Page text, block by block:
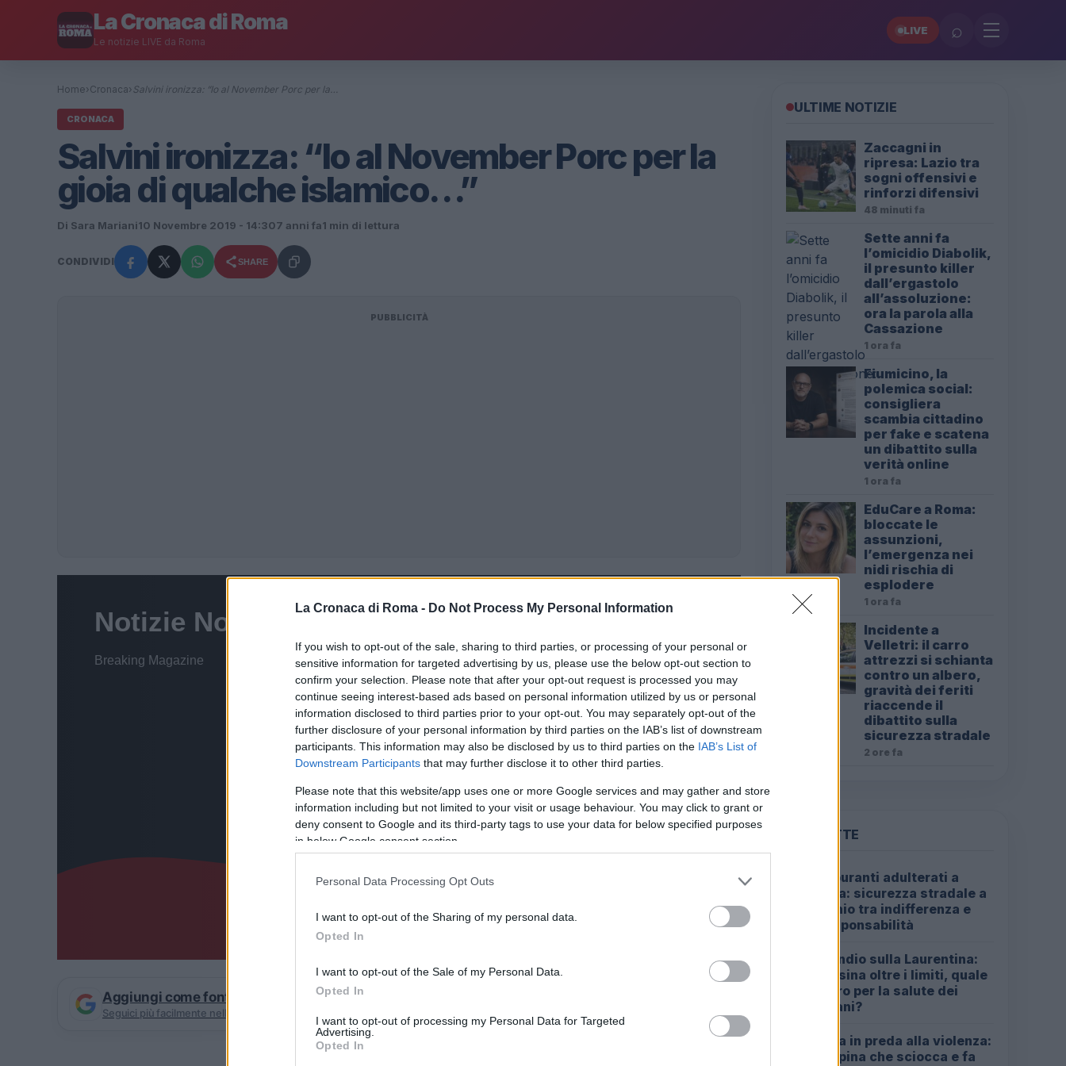
La Cronaca di Roma - Do Not Process My Personal Information
If you wish to opt-out of the sale, sharing to third parties, or processing of your personal or
sensitive information for targeted advertising by us, please use the below opt-out section to
confirm your selection. Please note that after your opt-out request is processed you may
continue seeing interest-based ads based on personal information utilized by us or personal
information disclosed to third parties prior to your opt-out. You may separately opt-out of the
further disclosure of your personal information by third parties on the IAB’s list of downstream
participants. This information may also be disclosed by us to third parties on the IAB’s List of
Downstream Participants that may further disclose it to other third parties.
Please note that this website/app uses one or more Google services and may gather and store
information including but not limited to your visit or usage behaviour. You may click to grant or
deny consent to Google and its third-party tags to use your data for below specified purposes
in below Google consent section.
Personal Data Processing Opt Outs
I want to opt-out of the Sharing of my personal data.
Opted In
I want to opt-out of the Sale of my Personal Data.
Opted In
I want to opt-out of processing my Personal Data for Targeted
Advertising.
Opted In
La Cronaca di Roma
Le notizie LIVE da Roma
LIVE ⌕
Home› Cronaca› Salvini ironizza: “Io al November Porc per la…
CRONACA
Salvini ironizza: “Io al November Porc per la
gioia di qualche islamico…”
Di Sara Mariani10 Novembre 2019 - 14:307 anni fa1 min di lettura
CONDIVIDI SHARE
PUBBLICITÀ
Aggiungi come fonte preferita su Google
Seguici più facilmente nelle notizie consigliate
ULTIME NOTIZIE
Zaccagni in
ripresa: Lazio tra
sogni offensivi e
rinforzi difensivi
48 minuti fa
Sette anni fa
l’omicidio Diabolik,
il presunto killer
dall’ergastolo
all’assoluzione:
ora la parola alla
Cassazione
1 ora fa
Fiumicino, la
polemica social:
consigliera
scambia cittadino
per fake e scatena
un dibattito sulla
verità online
1 ora fa
EduCare a Roma:
bloccate le
assunzioni,
l’emergenza nei
nidi rischia di
esplodere
1 ora fa
Incidente a
Velletri: il carro
attrezzi si schianta
contro un albero,
gravità dei feriti
riaccende il
dibattito sulla
sicurezza stradale
2 ore fa
PIÙ LETTE
Carburanti adulterati a
Roma: sicurezza stradale a
rischio tra indifferenza e
irresponsabilità
Incendio sulla Laurentina:
diossina oltre i limiti, quale
futuro per la salute dei
romani?
Roma in preda alla violenza:
la rapina che sciocca e fa